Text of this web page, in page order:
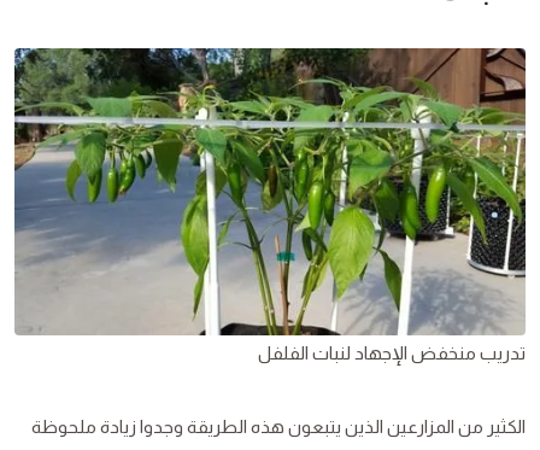
تدريب منخفض الإجهاد لنبات الفلفل
الكثير من المزارعين الذين يتبعون هذه الطريقة وجدوا زيادة ملحوظة